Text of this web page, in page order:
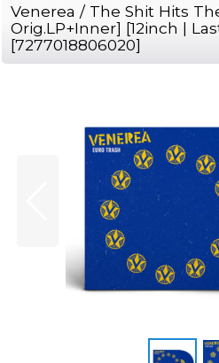
Venerea / The Shit Hits
Orig.LP+Inner] [12inch | Last
[7277018806020]